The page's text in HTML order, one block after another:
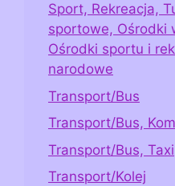
Sport, Rekreacja,
sportowe, Ośrodki
Ośrodki sportu i
narodowe
Transport/Bus
Transport/Bus,
Transport/Bus, Taxi
Transport/Kolej